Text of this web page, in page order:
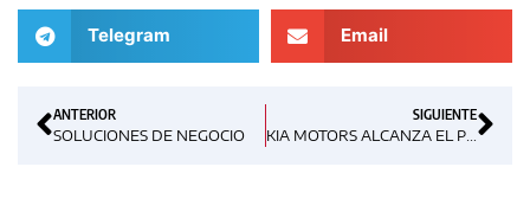
Telegram Email
ANTERIOR
SOLUCIONES DE NEGOCIO
SIGUIENTE
KIA MOTORS ALCANZA EL PRIMER LUGAR EN EL ESTUDIO J.D. POWER